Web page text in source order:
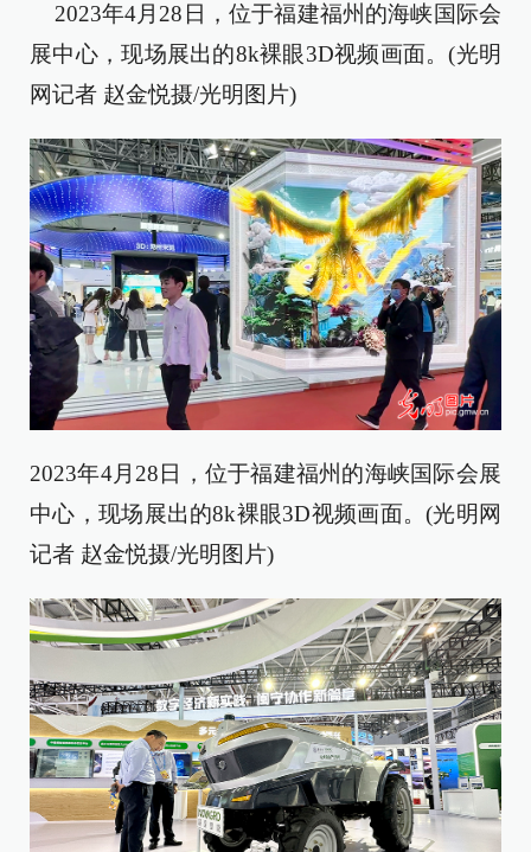
2023年4月28日，位于福建福州的海峡国际会
展中心，现场展出的8k裸眼3D视频画面。(光明
网记者 赵金悦摄/光明图片)
2023年4月28日，位于福建福州的海峡国际会展
中心，现场展出的8k裸眼3D视频画面。(光明网
记者 赵金悦摄/光明图片)